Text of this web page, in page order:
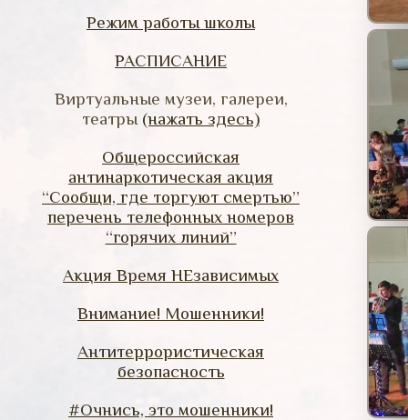
Режим работы школы
РАСПИСАНИЕ
Виртуальные музеи, галереи,
театры (нажать здесь)
Общероссийская
антинаркотическая акция
“Сообщи, где торгуют смертью”
перечень телефонных номеров
“горячих линий”
Акция Время НЕзависимых
Внимание! Мошенники!
Антитеррористическая
безопасность
#Очнись, это мошенники!